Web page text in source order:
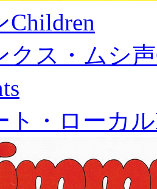
Children
クス・ムシ声
ト・ローカル